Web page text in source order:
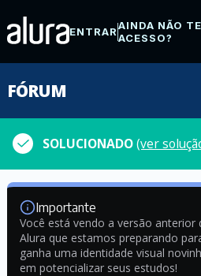
ENTRARAINDA NÃO
ACESSO?
FÓRUM
SOLUCIONADO(ver
Importante
Você está vendo a versão anterior
Alura que estamos preparando
ganha uma identidade visual
em potencializar seus estudos!